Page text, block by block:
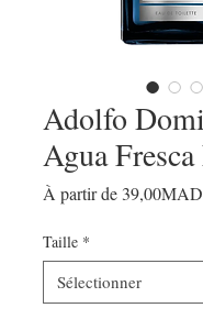
Adolfo
Agua
À partir de 39,00MAD
Taille *